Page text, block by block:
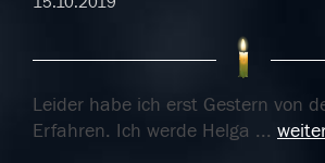
Leider habe ich erst Gestern von
Erfahren. Ich werde Helga ...